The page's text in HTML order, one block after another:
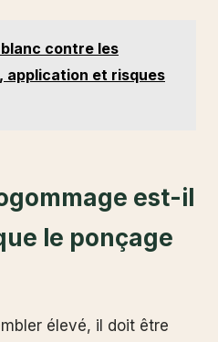
contre les
application et risques
est-il
le ponçage
élevé, il doit être